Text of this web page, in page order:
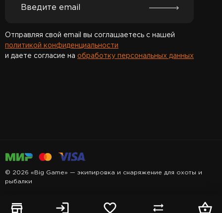
Отправляя свой email вы соглашаетесь с нашей
политикой конфиденциальности
и даете согласие на обработку персональных данных
© 2026 «Big Game» — экипировка и снаряжение для охоты и
рыбалки